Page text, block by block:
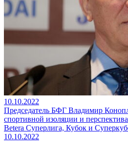
10.10.2022
Председатель БФГ Владимир
спортивной изоляции и
Betera Суперлига, Кубок и
10.10.2022